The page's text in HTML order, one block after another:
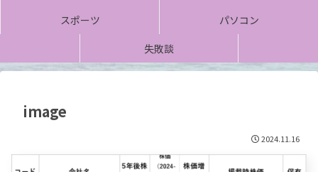
スポーツ
パソコン
失敗談
image
2024.11.16